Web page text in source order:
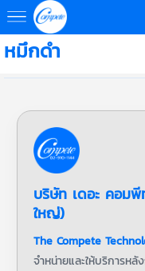
หมึกดำ
บริษัท เดอะ คอม
ใหญ่)
The Compete
จำหน่ายและให้บริการหลั